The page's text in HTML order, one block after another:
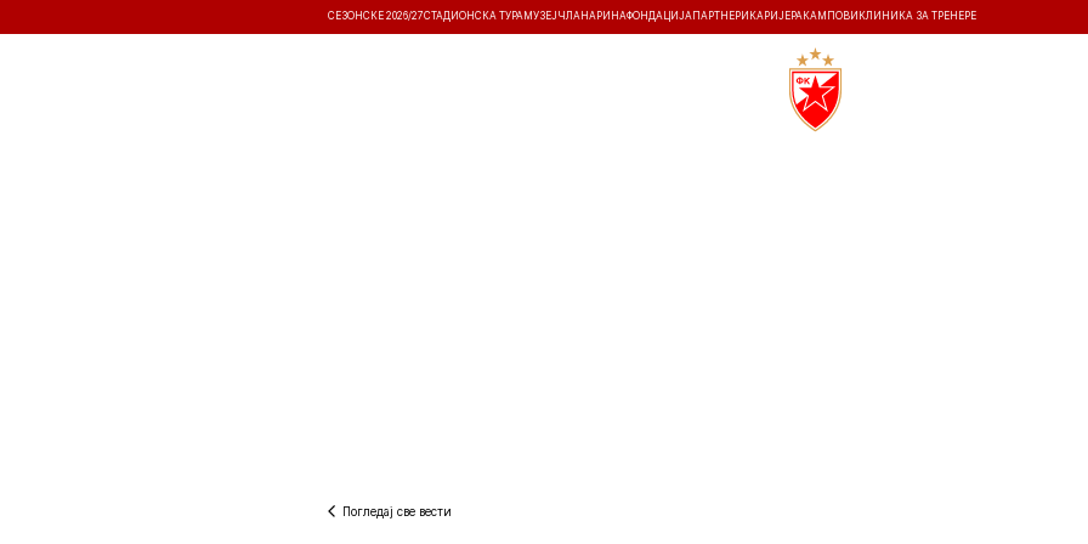
СЕЗОНСКЕ 2026/27СТАДИОНСКА ТУРА МУЗЕЈ ЧЛАНАРИНАФОНДАЦИЈА ПАРТНЕРИ КАРИЈЕРА КАМПОВИ КЛИНИКА ЗА ТРЕНЕРЕ
Погледај све вести